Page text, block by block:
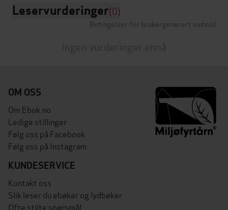
Leservurderinger(0)
Betingelser for brukergenerert innhold
Ingen vurderinger ennå
OM OSS
Om Ebok.no
Ledige stillinger
Følg oss på Facebook
Følg oss på Instagram
KUNDESERVICE
Kontakt oss
Slik leser du ebøker og lydbøker
Ofte stilte spørsmål